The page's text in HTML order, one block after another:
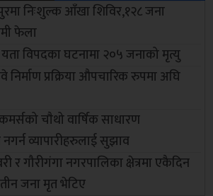
निःशुल्क आँखा शिविर,१२८ जना
फेला
विपदका घटनामा २०५ जनाको मृत्यु
निर्माण प्रक्रिया औपचारिक रुपमा अघि
चाैथो वार्षिक साधारण
व्यापारीहरुलाई सुझाव
र गौरीगंगा नगरपालिका क्षेत्रमा एकैदिन
जना मृत भेटिए